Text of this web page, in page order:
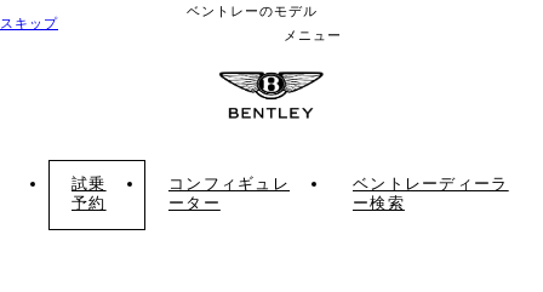
スキップ
ベントレーのモデル
メニュー
試乗
予約
コンフィギュレ
ーター
ベントレーディーラ
ー検索